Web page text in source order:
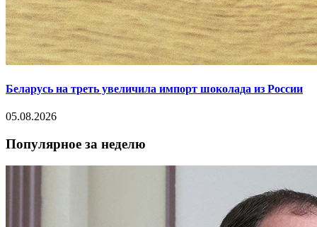
Беларусь на треть увеличила импорт шоколада из России
05.08.2026
Популярное за неделю